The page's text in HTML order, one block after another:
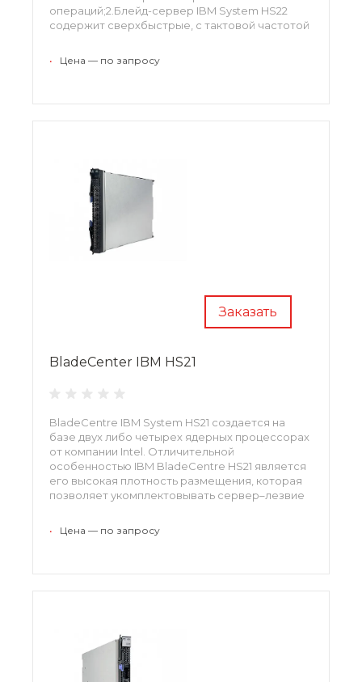
операций;2.Блейд-сервер IBM System HS22
содержит сверхбыстрые, с тактовой частотой
до 192 гигабайт в целом.
• Цена — по запросу
Заказать
BladeCenter IBM HS21
BladeCentre IBM System HS21 создается на
базе двух либо четырех ядерных процессорах
от компании Intel. Отличительной
особенностью IBM BladeCentre HS21 является
его высокая плотность размещения, которая
позволяет укомплектовывать сервер–лезвие
• Цена — по запросу